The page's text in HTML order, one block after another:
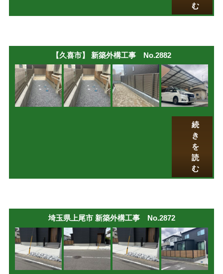
む
【久喜市】 新築外構工事 No.2882
続
き
を
読
む
埼玉県上尾市 新築外構工事 No.2872